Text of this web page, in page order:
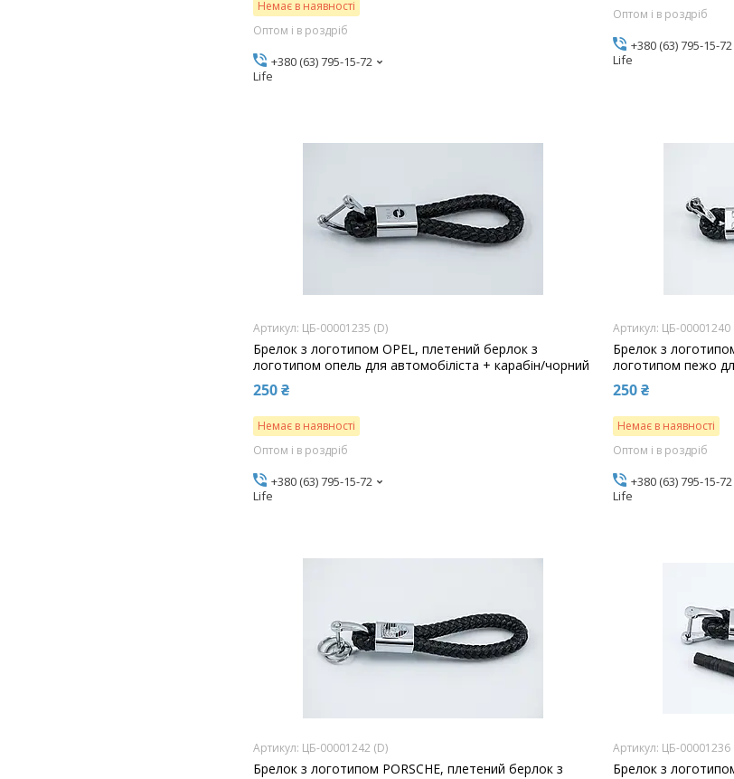
Немає в наявності
Оптом і в роздріб
+380 (63) 795-15-72
Life
Оптом і в роздріб
+380 (63) 795-15-72
Life
ЦБ-00001235 (D)
Брелок з логотипом OPEL, плетений берлок з
логотипом опель для автомобіліста + карабін/чорний
250 ₴
Немає в наявності
Оптом і в роздріб
+380 (63) 795-15-72
Life
ЦБ-00001240
Брелок з
логотипом пежо
250 ₴
Немає в наявності
Оптом і в роздріб
+380 (63) 795-15-72
Life
ЦБ-00001242 (D)
Брелок з логотипом PORSCHE, плетений берлок з
ЦБ-00001236
Брелок з